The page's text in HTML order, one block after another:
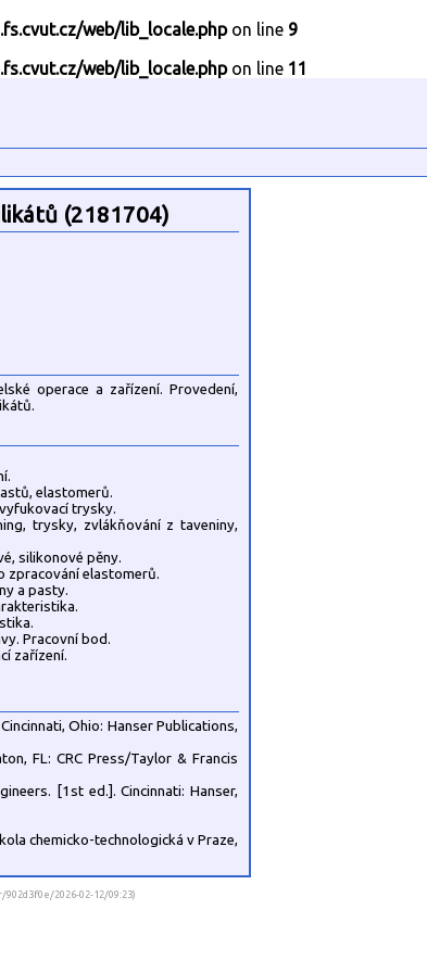
web/lib_locale.phpon line 9
web/lib_locale.phpon line 11
(2181704)
operace a zařízení. Provedení,
elastomerů.
trysky.
trysky, zvlákňování z taveniny,
silikonové pěny.
zpracování elastomerů.
a pasty.
Pracovní bod.
zařízení.
Ohio: Hanser Publications,
FL: CRC Press/Taylor & Francis
[1st ed.]. Cincinnati: Hanser,
chemicko-technologická v Praze,
902d3f0e/2026-02-12/09:23)